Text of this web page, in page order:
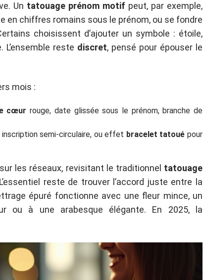
Un tatouage prénom motif peut, par exemple,
en chiffres romains sous le prénom, ou se fondre
choisissent d’ajouter un symbole : étoile,
reste discret, pensé pour épouser le
mois :
cœur rouge, date glissée sous le prénom, branche de
semi-circulaire, ou effet bracelet tatoué pour
les réseaux, revisitant le traditionnel tatouage
reste de trouver l’accord juste entre la
épuré fonctionne avec une fleur mince, un
ou à une arabesque élégante. En 2025, la